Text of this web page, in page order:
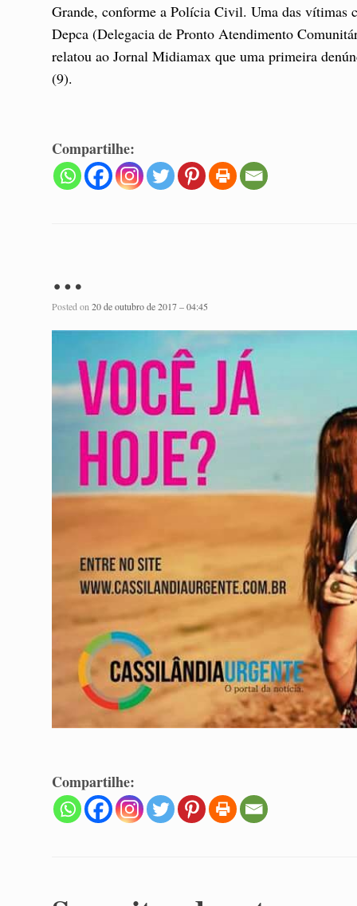
Grande, conforme a Polícia Civil. Uma das vítimas
Depca (Delegacia de Pronto Atendimento
relatou ao Jornal Midiamax que uma primeira
(9).
Compartilhe:
…
Posted on20 de outubro de 2017 – 04:45
Compartilhe: